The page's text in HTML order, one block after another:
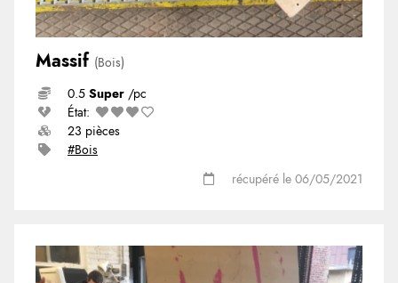
Massif (Bois)
0.5 Super /pc
État:
23 pièces
#Bois
récupéré le 06/05/2021